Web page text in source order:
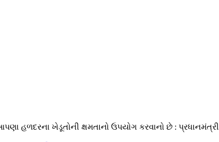
હળદરના ખેડૂતોની ક્ષમતાનો ઉપયોગ કરવાનો છે : પ્રધાનમંત્રી